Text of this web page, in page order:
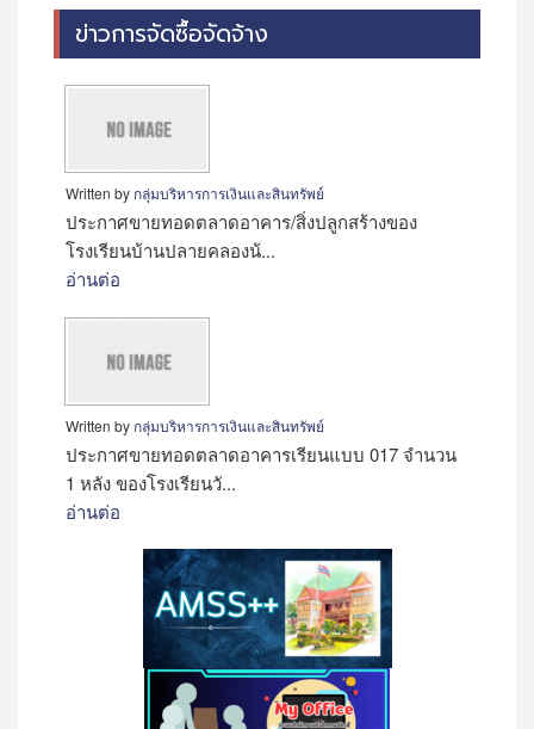
ข่าวการจัดซื้อจัดจ้าง
Written by กลุ่มบริหารการเงินและสินทรัพย์
ประกาศขายทอดตลาดอาคาร/สิ่งปลูกสร้างของ
โรงเรียนบ้านปลายคลองน้...
อ่านต่อ
Written by กลุ่มบริหารการเงินและสินทรัพย์
ประกาศขายทอดตลาดอาคารเรียนแบบ 017 จำนวน
1 หลัง ของโรงเรียนวั...
อ่านต่อ